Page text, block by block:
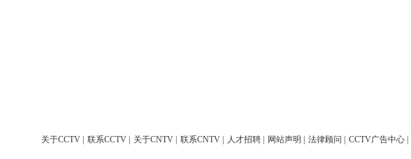
关于CCTV 联系CCTV 关于CNTV 联系CNTV 人才招聘 网站声明 法律顾问 CCTV广告中心